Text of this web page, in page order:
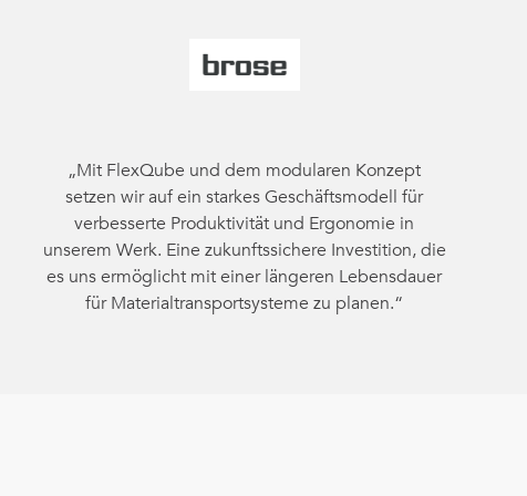
„Mit FlexQube und dem modularen Konzept
setzen wir auf ein starkes Geschäftsmodell für
verbesserte Produktivität und Ergonomie in
unserem Werk. Eine zukunftssichere Investition, die
es uns ermöglicht mit einer längeren Lebensdauer
für Materialtransportsysteme zu planen.“